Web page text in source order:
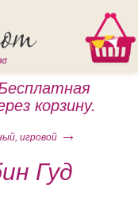
корзину.
игровой
Гуд